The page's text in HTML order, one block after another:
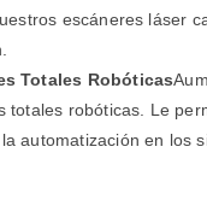
escáneres láser
Totales Robóticas
totales robóticas. Le
automatización en los